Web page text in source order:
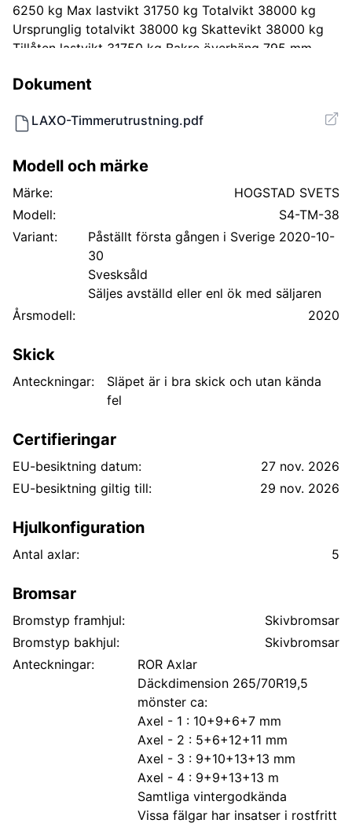
6250 kg Max lastvikt 31750 kg Totalvikt 38000 kg
Ursprunglig totalvikt 38000 kg Skattevikt 38000 kg
Tillåten lastvikt 31750 kg Bakre överhäng 795 mm
tillåten vikt/axelgrupp 18000 kg Axel - 2 Max
axelavstånd axel 3-4 1910 mm Teknisk tillåten
D-värde koppling 179 kN
Dokument
LAXO-Timmerutrustning.pdf
Modell och märke
Märke:
HOGSTAD SVETS
Modell:
S4-TM-38
Variant:
Påställt första gången i Sverige 2020-10-
30
Svesksåld
Säljes avställd eller enl ök med säljaren
Årsmodell:
2020
Skick
Anteckningar:
Släpet är i bra skick och utan kända
fel
Certifieringar
EU-besiktning datum:
27 nov. 2026
EU-besiktning giltig till:
29 nov. 2026
Hjulkonfiguration
Antal axlar: 5
Bromsar
Bromstyp framhjul:
Skivbromsar
Bromstyp bakhjul:
Skivbromsar
Anteckningar:
ROR Axlar
Däckdimension 265/70R19,5
mönster ca:
Axel - 1 : 10+9+6+7 mm
Axel - 2 : 5+6+12+11 mm
Axel - 3 : 9+10+13+13 mm
Axel - 4 : 9+9+13+13 m
Samtliga vintergodkända
Vissa fälgar har insatser i rostfritt